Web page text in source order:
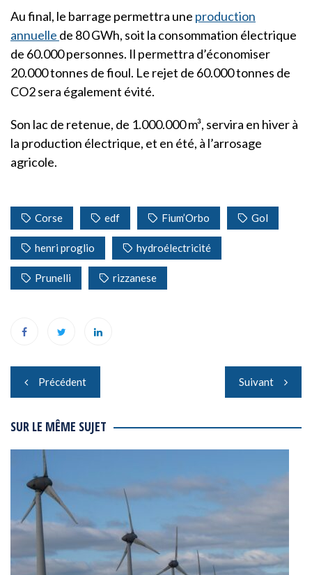
Au final, le barrage permettra une production
annuelle de 80 GWh, soit la consommation électrique
de 60.000 personnes. Il permettra d’économiser
20.000 tonnes de fioul. Le rejet de 60.000 tonnes de
CO2 sera également évité.
Son lac de retenue, de 1.000.000 m³, servira en hiver à
la production électrique, et en été, à l’arrosage
agricole.
Corse edf Fium’Orbo Gol
henri proglio hydroélectricité
Prunelli rizzanese
Navigation
de
l’article
Précédent Suivant
SUR LE MÊME SUJET